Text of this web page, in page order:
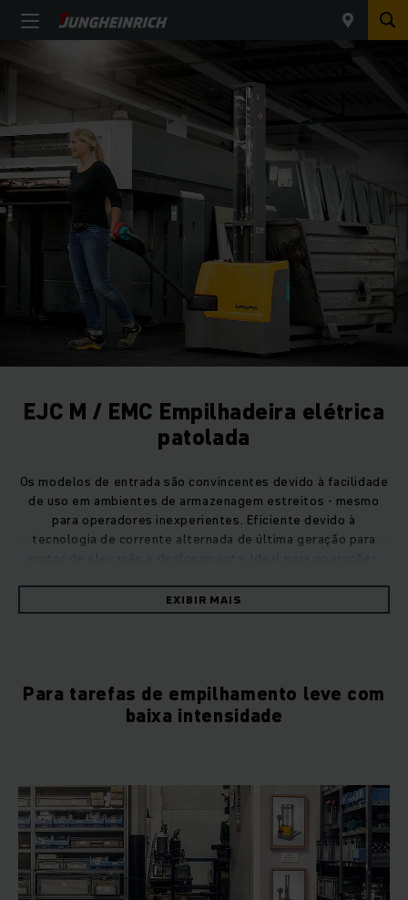
EJC M / EMC Empilhadeira elétrica
patolada
Os modelos de entrada são convincentes devido à facilidade
de uso em ambientes de armazenagem estreitos - mesmo
para operadores inexperientes. Eficiente devido à
tecnologia de corrente alternada de última geração para
de pedidos ocasionais.
EXIBIR MAIS
Para tarefas de empilhamento leve com
baixa intensidade